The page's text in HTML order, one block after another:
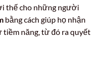
thế cho những người
bằng cách giúp họ nhận
tiềm năng, từ đó ra quyết